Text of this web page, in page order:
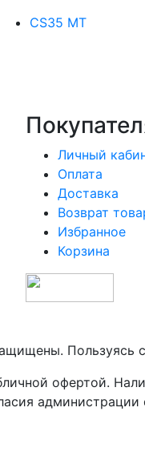
CS35 MT
Личный
Оплата
Доставка
Возврат
Избранное
Корзина
Пользуясь
офертой.
администрации